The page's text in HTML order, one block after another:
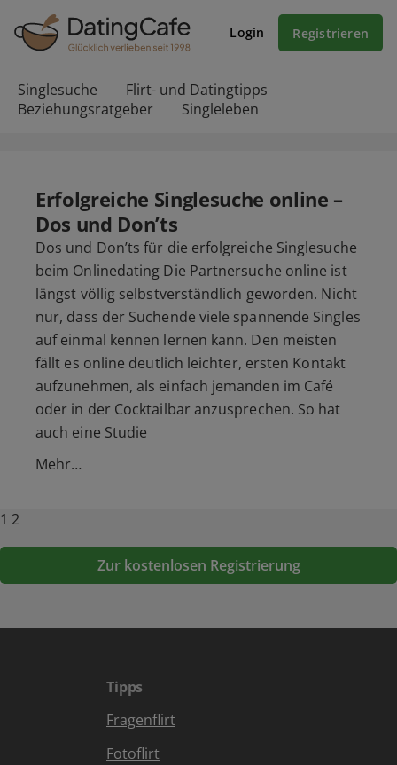
Login Registrieren
Singlesuche
Flirt- und Datingtipps
Beziehungsratgeber
Singleleben
Erfolgreiche Singlesuche online –
Dos und Don’ts
Dos und Don’ts für die erfolgreiche Singlesuche
beim Onlinedating Die Partnersuche online ist
längst völlig selbstverständlich geworden. Nicht
nur, dass der Suchende viele spannende Singles
auf einmal kennen lernen kann. Den meisten
fällt es online deutlich leichter, ersten Kontakt
aufzunehmen, als einfach jemanden im Café
oder in der Cocktailbar anzusprechen. So hat
auch eine Studie
Mehr…
Posts
pagination
Previous
Page
1 Page
2
Zur kostenlosen Registrierung
Tipps
Fragenflirt
Fotoflirt